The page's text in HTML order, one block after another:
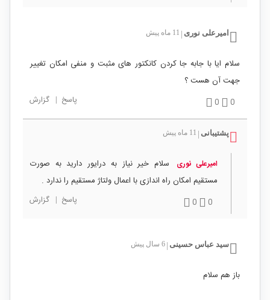
امیرعلی نوری 11 ماه پیش
سلام ایا با جابه جا کردن کانکتور های مثبت و منفی امکان تغییر
جهت آن هست ؟
0
0 پاسخ | گزارش
پشتیبانی 11 ماه پیش
امیرعلی نوری
سلام خیر نیاز به درایور دارید به صورت
مستقیم امکان راه اندازی با اعمال ولتاژ مستقیم را ندارد .
0
0 پاسخ | گزارش
سید عباس حسینی 6 سال پیش
باز هم سلام